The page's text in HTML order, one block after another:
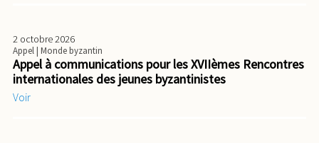
2 octobre 2026
Appel| Monde byzantin
Appel à communications pour les XVIIèmes Rencontres
internationales des jeunes byzantinistes
Voir